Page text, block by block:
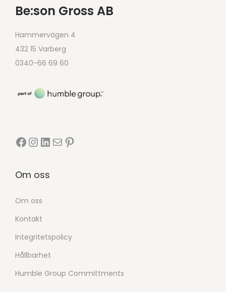
Be:son Gross AB
Hammervägen 4
432 15 Varberg
0340-66 69 60
Om oss
Om oss
Kontakt
Integritetspolicy
Hållbarhet
Humble Group Committments